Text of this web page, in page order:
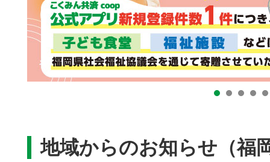
地域からのお知らせ（福